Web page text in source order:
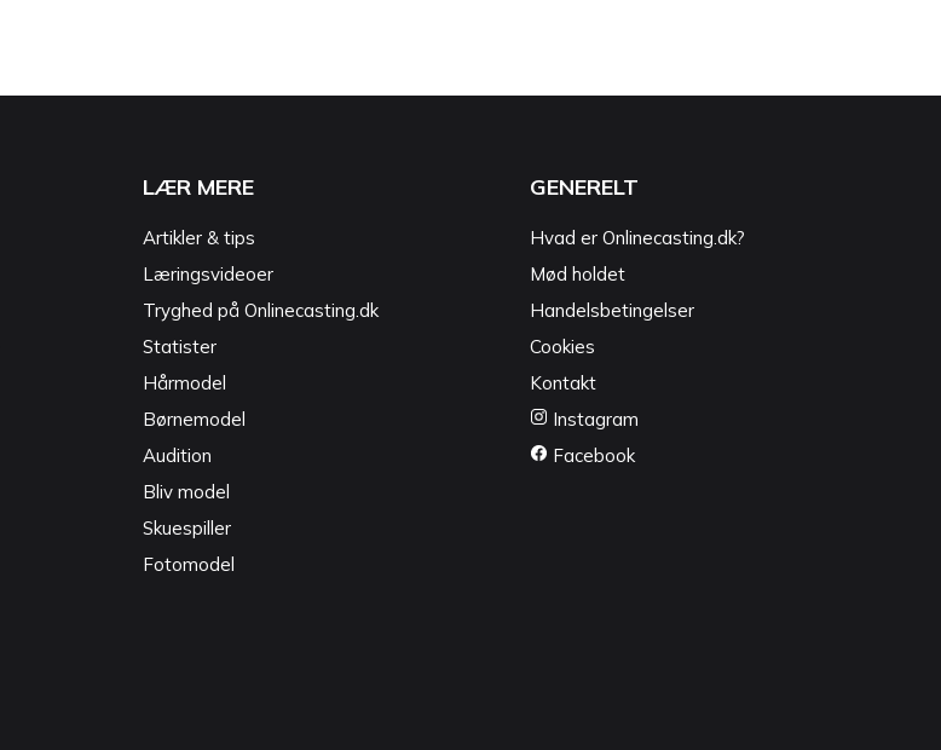
LÆR MERE
Artikler & tips
Læringsvideoer
Tryghed på Onlinecasting.dk
Statister
Hårmodel
Børnemodel
Audition
Bliv model
Skuespiller
Fotomodel
GENERELT
Hvad er Onlinecasting.dk?
Mød holdet
Handelsbetingelser
Cookies
Kontakt
Instagram
Facebook